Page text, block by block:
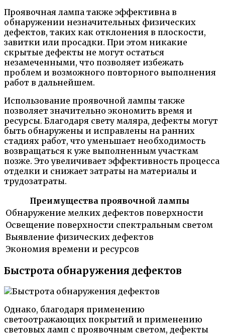
Проявочная лампа также эффективна в
обнаружении незначительных физических
дефектов, таких как отклонения в плоскости,
завитки или просадки. При этом никакие
скрытые дефекты не могут остаться
незамеченными, что позволяет избежать
проблем и возможного повторного выполнения
работ в дальнейшем.
Использование проявочной лампы также
позволяет значительно экономить время и
ресурсы. Благодаря свету маляра, дефекты могут
быть обнаружены и исправлены на ранних
стадиях работ, что уменьшает необходимость
возвращаться к уже выполненным участкам
позже. Это увеличивает эффективность процесса
отделки и снижает затраты на материалы и
трудозатраты.
Преимущества проявочной лампы
Обнаружение мелких дефектов поверхности
Освещение поверхности спектральным светом
Выявление физических дефектов
Экономия времени и ресурсов
Быстрота обнаружения дефектов
Однако, благодаря применению
светоотражающих покрытий и применению
световых ламп с проявочным светом, дефекты